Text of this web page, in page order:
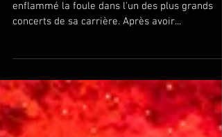
Princes
enflammé la foule dans l'un des plus grands